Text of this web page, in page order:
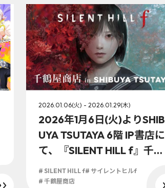
2026.01.06(火) - 2026.01.29(木)
2026年1月6日(火)よりSHIB
UYA TSUTAYA 6階 IP書店に
て、『SILENT HILL f』千鶴
屋商店 in SHIBUYA TSUTAY
Aが開催決定。「美しいが
# SILENT HILL f# サイレントヒルf
# 千鶴屋商店